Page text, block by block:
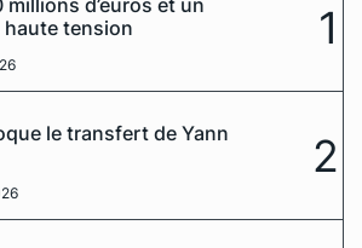
d’euros et un
tension
1
le transfert de Yann
2